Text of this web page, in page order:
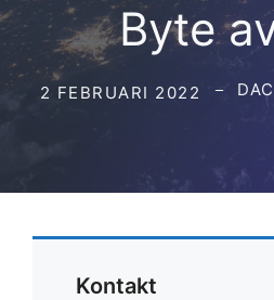
Byte
2 FEBRUARI 2022
Kontakt